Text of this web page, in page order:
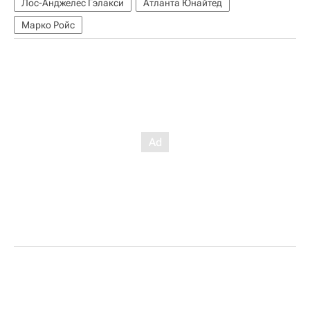
Лос-Анджелес Гэлакси
Атланта Юнайтед
Марко Ройс